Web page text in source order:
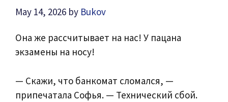
May 14, 2026 by Bukov
Она же рассчитывает на нас! У пацана
экзамены на носу!
— Скажи, что банкомат сломался, —
припечатала Софья. — Технический сбой.